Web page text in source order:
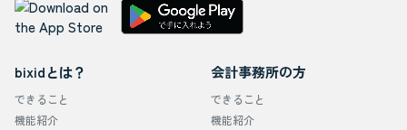
bixidとは？
できること
機能紹介
会計事務所の方
できること
機能紹介